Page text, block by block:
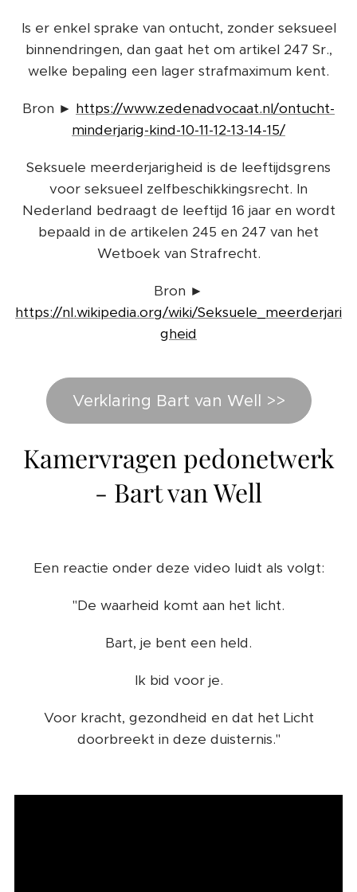
Is er enkel sprake van ontucht, zonder seksueel
binnendringen, dan gaat het om artikel 247 Sr.,
welke bepaling een lager strafmaximum kent.
Bron ► https://www.zedenadvocaat.nl/ontucht-
minderjarig-kind-10-11-12-13-14-15/
Seksuele meerderjarigheid is de leeftijdsgrens
voor seksueel zelfbeschikkingsrecht. In
Nederland bedraagt de leeftijd 16 jaar en wordt
bepaald in de artikelen 245 en 247 van het
Wetboek van Strafrecht.
Bron ►
https://nl.wikipedia.org/wiki/Seksuele_meerderjari
gheid
Verklaring Bart van Well >>
Kamervragen pedonetwerk
- Bart van Well
Een reactie onder deze video luidt als volgt:
"De waarheid komt aan het licht.
Bart, je bent een held.
Ik bid voor je.
Voor kracht, gezondheid en dat het Licht
doorbreekt in deze duisternis."